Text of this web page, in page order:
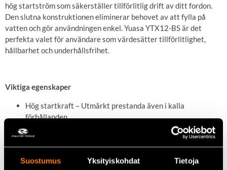
Suostumus Yksityiskohdat Tietoja
hög startström som säkerställer tillförlitlig drift av ditt fordon.
Den slutna konstruktionen eliminerar behovet av att fylla på
vatten och gör användningen enkel. Yuasa YTX12-BS är det
perfekta valet för användare som värdesätter tillförlitlighet,
hållbarhet och underhållsfrihet.
Viktiga egenskaper
Hög startkraft – Utmärkt prestanda även i kalla
förhållanden.
Underhållsfri sluten AGM-konstruktion.
Utmärkt motståndskraft mot vibrationer och korrosion.
Kompakt och lätt design för enkel installation.
Lämplig för krävande fordonsapplikationer.